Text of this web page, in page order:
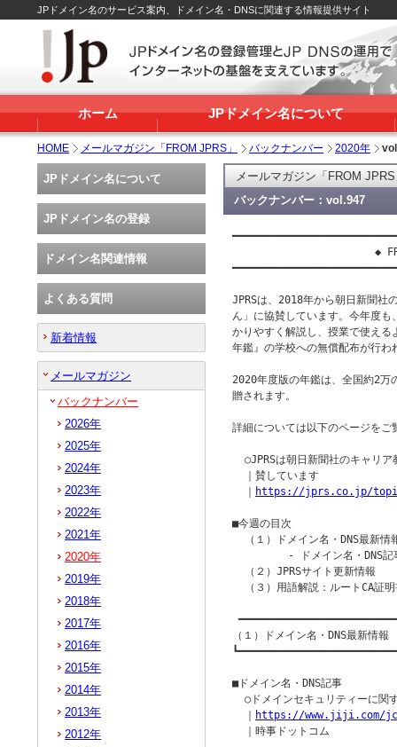
JPドメイン名のサービス案内、ドメイン名・DNSに関連する情報提供サイト
ホーム JPドメイン名について
HOME メールマガジン「FROM JPRS」 バックナンバー 2020年
メールマガジン「FROM
バックナンバー：vol.947
◆
JPRSは、2018年から朝日新聞社
ん」に協賛しています。今年度
かりやすく解説し、授業で使え
年鑑』の学校への無償配布が行わ
2020年度版の年鑑は、全国約2万
贈されます。
詳細については以下のページをご
○JPRSは朝日新聞社のキャリア
  ｜賛しています
https://jprs.co.jp/
■今週の目次
（１）ドメイン名・DNS最新情
- ドメイン名・DNS記
  （２）JPRSサイト更新情報
（３）用語解説：ルートCA証
（１）ドメイン名・DNS最新情報
■ドメイン名・DNS記事
○ドメインセキュリティーに関
https://www.jiji.com/jc/
  ｜時事ドットコム
JPドメイン名について
JPドメイン名の登録
ドメイン名関連情報
よくある質問
新着情報
メールマガジン
バックナンバー
2026年
2025年
2024年
2023年
2022年
2021年
2020年
2019年
2018年
2017年
2016年
2015年
2014年
2013年
2012年